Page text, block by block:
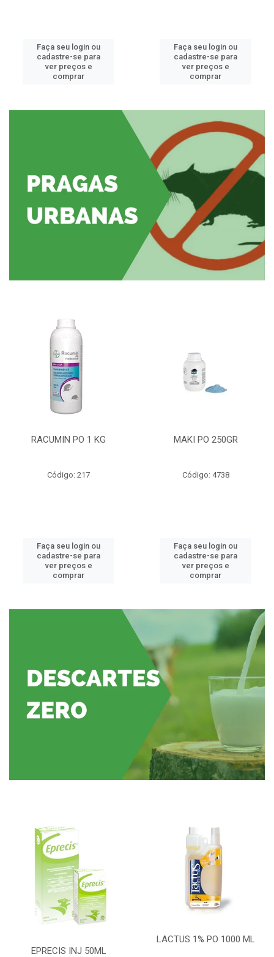
Faça seu login ou
cadastre-se para
ver preços e
comprar
Faça seu login ou
cadastre-se para
ver preços e
comprar
RACUMIN PO 1 KG
Código: 217
Faça seu login ou
cadastre-se para
ver preços e
comprar
MAKI PO 250GR
Código: 4738
Faça seu login ou
cadastre-se para
ver preços e
comprar
EPRECIS INJ 50ML
LACTUS 1% PO 1000 ML